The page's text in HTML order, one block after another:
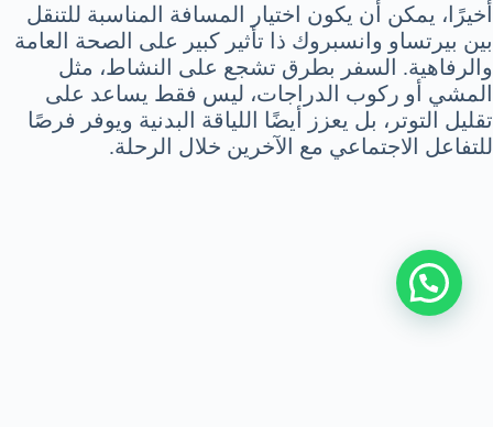
أخيرًا، يمكن أن يكون اختيار المسافة المناسبة للتنقل
بين بيرتساو وانسبروك ذا تأثير كبير على الصحة العامة
والرفاهية. السفر بطرق تشجع على النشاط، مثل
المشي أو ركوب الدراجات، ليس فقط يساعد على
تقليل التوتر، بل يعزز أيضًا اللياقة البدنية ويوفر فرصًا
للتفاعل الاجتماعي مع الآخرين خلال الرحلة.